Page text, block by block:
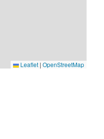
Leaflet | OpenStreetMap